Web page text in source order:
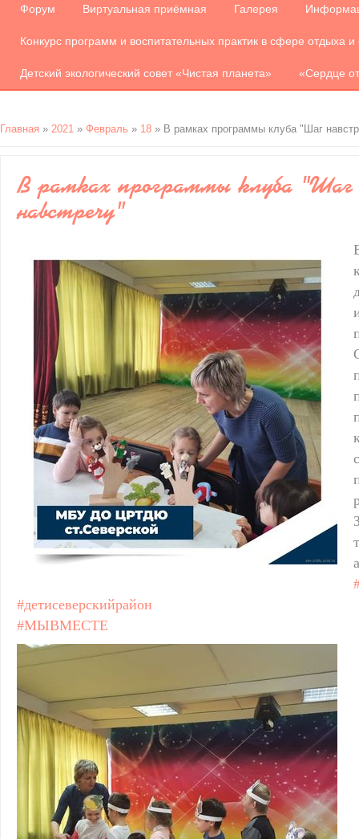
Форум Виртуальная приёмная Галерея
Конкурс программ и воспитательных практик в сфере отдыха
Детский экологический совет «Чистая планета» «Сердце
Главная » 2021 » Февраль » 18 » В рамках программы клуба "Шаг
В рамках программы клуба "Шаг
навстречу"
#детисеверскийрайон
#МЫВМЕСТЕ